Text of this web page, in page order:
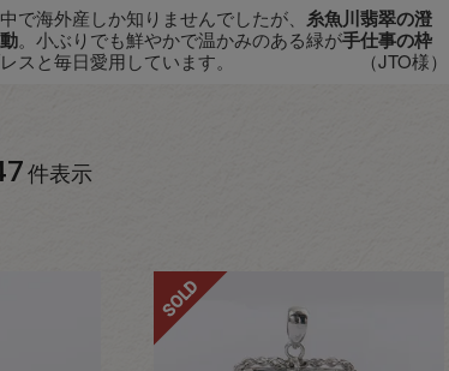
で海外産しか知りませんでしたが、 糸魚川翡翠の澄
。小ぶりでも鮮やかで温かみのある緑が手仕事の枠
スと毎日愛用しています。 （JTO様）
件表示
SOLD